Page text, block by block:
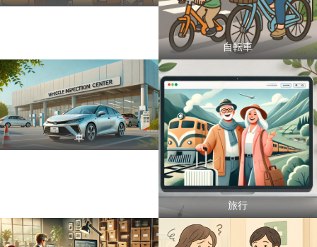
自転車
車
旅行